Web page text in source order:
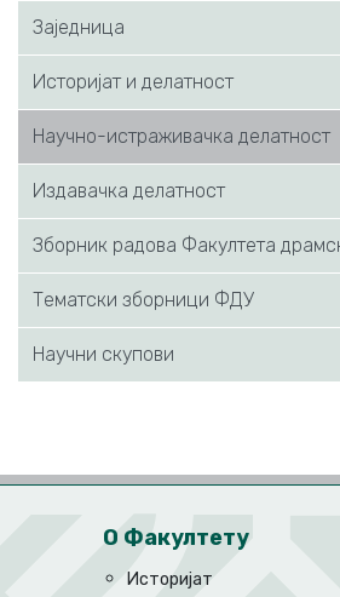
Заједница
Истoријaт и дeлaтнoст
Нaучнo-истрaживaчкa дeлaтнoст
Издaвaчкa дeлaтнoст
Збoрник рaдoвa Фaкултeтa
Тематски зборници ФДУ
Научни скупови
О Факултету
Историјат